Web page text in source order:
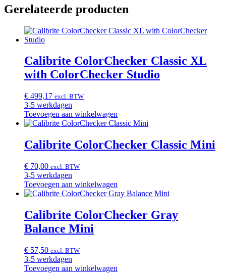
Gerelateerde producten
Calibrite ColorChecker Classic XL
with ColorChecker Studio
€ 499,17 excl. BTW
3-5 werkdagen
Toevoegen aan winkelwagen
Calibrite ColorChecker Classic Mini
€ 70,00 excl. BTW
3-5 werkdagen
Toevoegen aan winkelwagen
Calibrite ColorChecker Gray
Balance Mini
€ 57,50 excl. BTW
3-5 werkdagen
Toevoegen aan winkelwagen